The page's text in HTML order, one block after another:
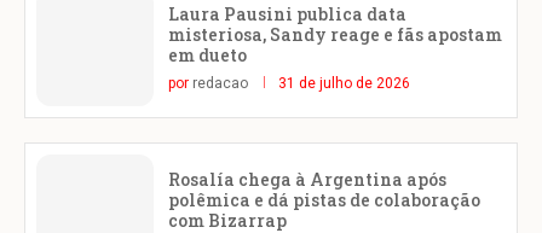
Laura Pausini publica data
misteriosa, Sandy reage e fãs apostam
em dueto
por redacao 31 de julho de 2026
Rosalía chega à Argentina após
polêmica e dá pistas de colaboração
com Bizarrap